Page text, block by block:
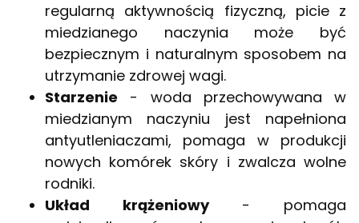
regularną aktywnością fizyczną, picie z
miedzianego naczynia może być
bezpiecznym i naturalnym sposobem na
utrzymanie zdrowej wagi.
Starzenie - woda przechowywana w
miedzianym naczyniu jest napełniona
antyutleniaczami, pomaga w produkcji
nowych komórek skóry i zwalcza wolne
rodniki.
Układ krążeniowy- pomaga